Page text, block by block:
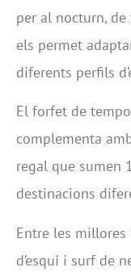
per al nocturn, de
els permet
diferents perfils
El forfet de
complementa
regal que sumen
destinacions
Entre les
d’esquí i surf de